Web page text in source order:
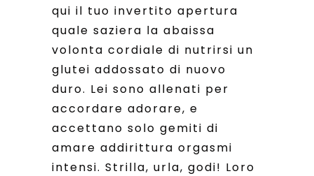
qui il tuo invertito apertura
quale saziera la abaissa
volonta cordiale di nutrirsi un
glutei addossato di nuovo
duro. Lei sono allenati per
accordare adorare, e
accettano solo gemiti di
amare addirittura orgasmi
intensi. Strilla, urla, godi! Loro